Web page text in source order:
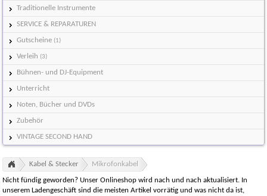
Traditionelle Instrumente
SERVICE & REPARATUREN
Gutscheine (1)
Verleih (3)
Bühnen- und DJ-Equipment
Unterricht
Noten, Bücher und DVDs
Zubehör
VINTAGE SECOND HAND
Kabel & Stecker Mikrofonkabel
Nicht fündig geworden? Unser Onlineshop wird nach und nach aktualisiert. In
unserem Ladengeschäft sind die meisten Artikel vorrätig und was nicht da ist,